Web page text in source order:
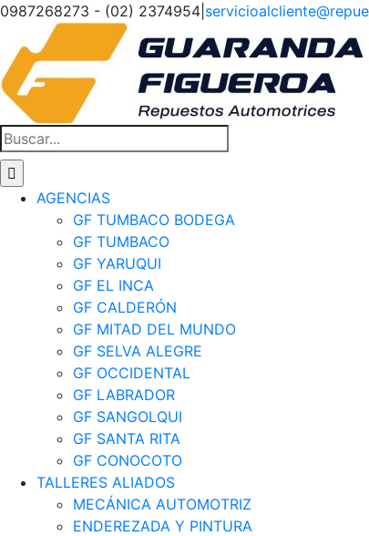
Saltar
contenido
0987268273 - (02) 2374954
Facebook
Instagram
Buscar:
AGENCIAS
GF TUMBACO BODEGA
GF TUMBACO
GF YARUQUI
GF EL INCA
GF CALDERÓN
GF MITAD DEL MUNDO
GF SELVA ALEGRE
GF OCCIDENTAL
GF LABRADOR
GF SANGOLQUI
GF SANTA RITA
GF CONOCOTO
TALLERES ALIADOS
MECÁNICA AUTOMOTRIZ
ENDEREZADA Y PINTURA